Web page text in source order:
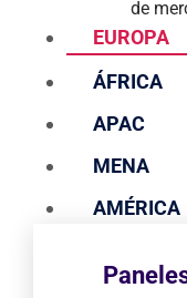
de
EUROPA
ÁFRICA
APAC
MENA
AMÉRICA